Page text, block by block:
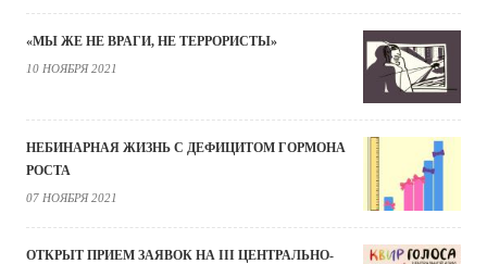
«МЫ ЖЕ НЕ ВРАГИ, НЕ ТЕРРОРИСТЫ»
10 НОЯБРЯ 2021
НЕБИНАРНАЯ ЖИЗНЬ С ДЕФИЦИТОМ ГОРМОНА
РОСТА
07 НОЯБРЯ 2021
ОТКРЫТ ПРИЕМ ЗАЯВОК НА III ЦЕНТРАЛЬНО-